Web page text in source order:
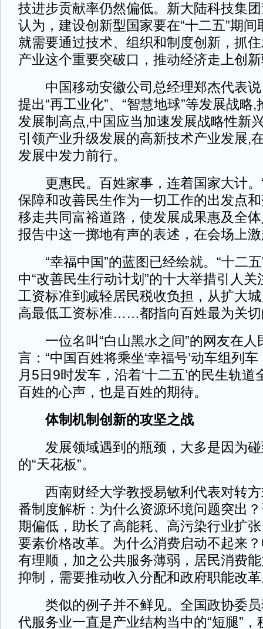
技进步贡献率仍然偏低。新大陆科技集
认为，建设创新型国家要在“十二五”期
就需要通过技术、组织和制度创新，抓
产业这个重要突破口，推动经济走上创
中国移动安徽公司总经理郑杰代表说
提出“再工业化”、“智慧地球”等发展战略
发展制高点,中国应当加速发展战略性新
引领产业升级发展的高新技术产业发展,
发展中发力前行。
更惠民。百姓家事，连着国家大计。
保障和改善民生作为一切工作的出发点
移走共同富裕道路，使发展成果惠及全
报告中这一掷地有声的表述，在会场上
“幸福中国”的蓝图已经绘就。“十二五
中“改善民生行动计划”的十大举措引人
工资标准到减轻居民税收负担，从扩大
高最低工资标准……都指向百姓最为关切
一位名叫“白山黑水之间”的网友在人
言：“中国百姓将乘坐‘幸福号’动车组列
月5日9时发车，沿着‘十二五’的民生轨道
百姓的心声，也是百姓的期待。
体制机制创新的攻坚之战
发展领域遇到的瓶颈，大多是因为碰
的“天花板”。
西南财经大学教授易敏利代表对转方
番制度解析：为什么资源环境问题突出
期偏低，助长了高能耗、高污染行业扩
要素价格改革。为什么消费启动不起来
有理顺，加之公共服务薄弱，居民消费
抑制，需要推动收入分配和政府职能改
类似的例子并不鲜见。全国政协委员
代服务业一直是产业结构当中的“短腿”